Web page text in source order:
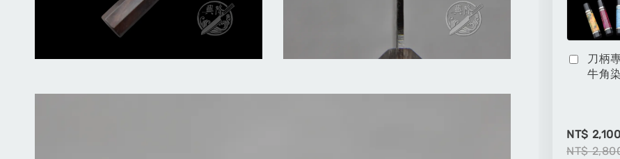
刀柄
牛角
NT$ 2,100
NT$